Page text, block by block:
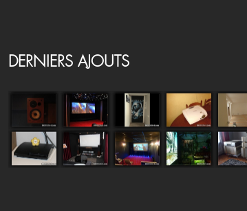
DERNIERS AJOUTS